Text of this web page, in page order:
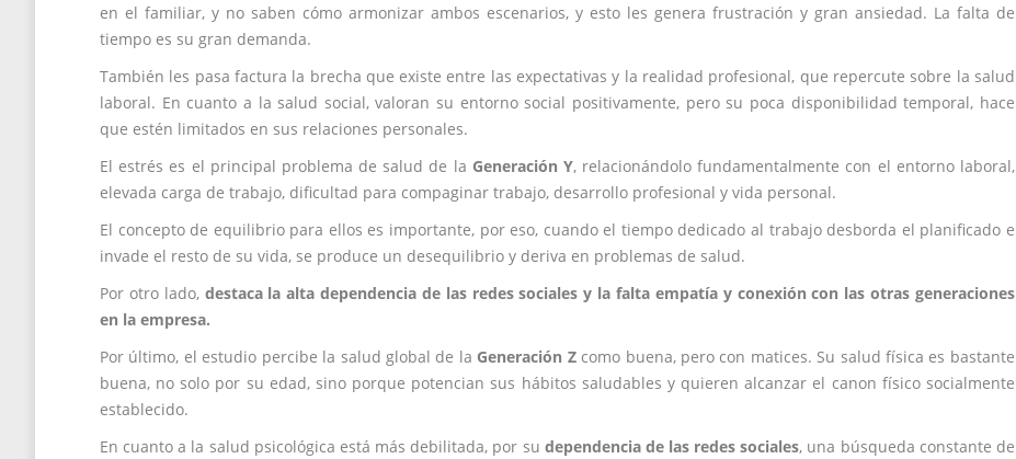
en el familiar, y no saben cómo armonizar ambos escenarios, y esto les genera frustración y gran ansiedad. La falta de
tiempo es su gran demanda.
También les pasa factura la brecha que existe entre las expectativas y la realidad profesional, que repercute sobre la salud
laboral. En cuanto a la salud social, valoran su entorno social positivamente, pero su poca disponibilidad temporal, hace
que estén limitados en sus relaciones personales.
El estrés es el principal problema de salud de la Generación Y, relacionándolo fundamentalmente con el entorno laboral,
elevada carga de trabajo, dificultad para compaginar trabajo, desarrollo profesional y vida personal.
El concepto de equilibrio para ellos es importante, por eso, cuando el tiempo dedicado al trabajo desborda el planificado e
invade el resto de su vida, se produce un desequilibrio y deriva en problemas de salud.
Por otro lado, destaca la alta dependencia de las redes sociales y la falta empatía y conexión con las otras generaciones
en la empresa.
Por último, el estudio percibe la salud global de la Generación Zcomo buena, pero con matices. Su salud física es bastante
buena, no solo por su edad, sino porque potencian sus hábitos saludables y quieren alcanzar el canon físico socialmente
establecido.
En cuanto a la salud psicológica está más debilitada, por su dependencia de las redes sociales, una búsqueda constante de